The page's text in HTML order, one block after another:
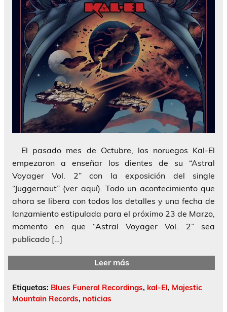
El pasado mes de Octubre, los noruegos Kal-El
empezaron a enseñar los dientes de su “Astral
Voyager Vol. 2” con la exposición del single
“Juggernaut” (ver aquí). Todo un acontecimiento que
ahora se libera con todos los detalles y una fecha de
lanzamiento estipulada para el próximo 23 de Marzo,
momento en que “Astral Voyager Vol. 2” sea
publicado […]
Leer más
Etiquetas: Blues Funeral Recordings, kal-El, Majestic
Mountain Records, noticias